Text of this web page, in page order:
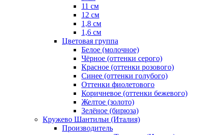
11 см
12 см
1,8 см
1,6 см
Цветовая группа
Белое (молочное)
Чёрное (оттенки серого)
Красное (оттенки розового)
Синее (оттенки голубого)
Оттенки фиолетового
Коричневое (оттенки бежевого)
Желтое (золото)
Зелёное (бирюза)
Кружево Шантильи (Италия)
Производитель